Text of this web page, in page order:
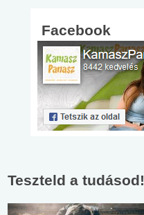
Facebook
Teszteld a tudásod!